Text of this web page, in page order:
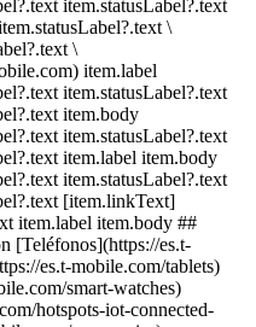
item.statusLabel?.text
\
\
item.label
item.statusLabel?.text
item.body
item.statusLabel?.text
item.label item.body
item.statusLabel?.text
[item.linkText]
item.label item.body ##
[Teléfonos](https://es.t-
es.t-mobile.com/tablets)
smart-watches)
hotspots-iot-connected-